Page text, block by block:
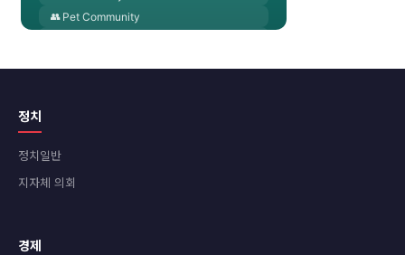
정치
정치일반
지자체 의회
경제